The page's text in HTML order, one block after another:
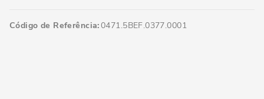
Código de Referência 0471.5BEF.0377.0001